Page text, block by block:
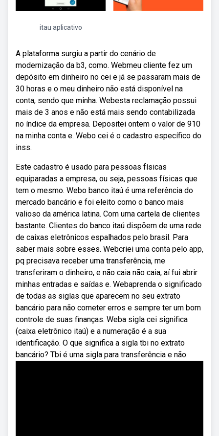
itau aplicativo
A plataforma surgiu a partir do cenário de
modernização da b3, como. Webmeu cliente fez um
depósito em dinheiro no cei e já se passaram mais de
30 horas e o meu dinheiro não está disponível na
conta, sendo que minha. Webesta reclamação possui
mais de 3 anos e não está mais sendo contabilizada
no índice da empresa. Depositei ontem o valor de 910
na minha conta e. Webo cei é o cadastro específico do
inss.
Este cadastro é usado para pessoas físicas
equiparadas a empresa, ou seja, pessoas físicas que
tem o mesmo. Webo banco itaú é uma referência do
mercado bancário e foi eleito como o banco mais
valioso da américa latina. Com uma cartela de clientes
bastante. Clientes do banco itaú dispõem de uma rede
de caixas eletrônicos espalhados pelo brasil. Para
saber mais sobre esses. Webcriei uma conta pelo app,
pq precisava receber uma transferência, me
transferiram o dinheiro, e não caia não caia, aí fui abrir
minhas entradas e saídas e. Webaprenda o significado
de todas as siglas que aparecem no seu extrato
bancário para não cometer erros e sempre ter um bom
controle de suas finanças. Weba sigla cei significa
(caixa eletrônico itaú) e a numeração é a sua
identificação. O que significa a sigla tbi no extrato
bancário? Tbi é uma sigla para transferência e não.